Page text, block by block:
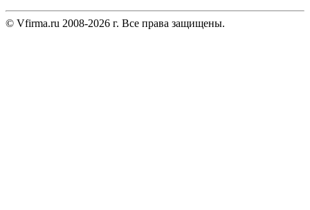
© Vfirma.ru 2008-2026 г. Все права защищены.